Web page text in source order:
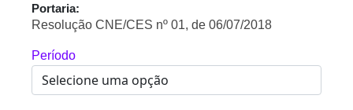
Portaria:
Resolução CNE/CES nº 01, de 06/07/2018
Período